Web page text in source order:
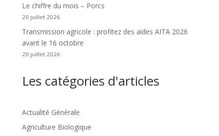
Le chiffre du mois – Porcs
20 juillet 2026
Transmission agricole : profitez des aides AITA 2026
avant le 16 octobre
20 juillet 2026
Les catégories d'articles
Actualité Générale
Agriculture Biologique